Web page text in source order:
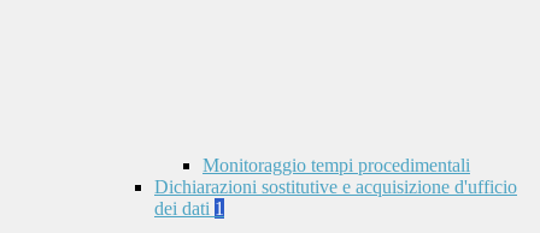
Monitoraggio tempi procedimentali
Dichiarazioni sostitutive e acquisizione d'ufficio
dei dati 1